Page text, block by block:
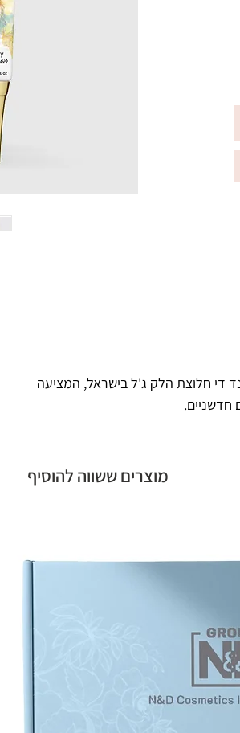
די חלוצת הלק ג'ל בישראל, המציעה
חדשניים.
מוצרים ששווה להוסיף